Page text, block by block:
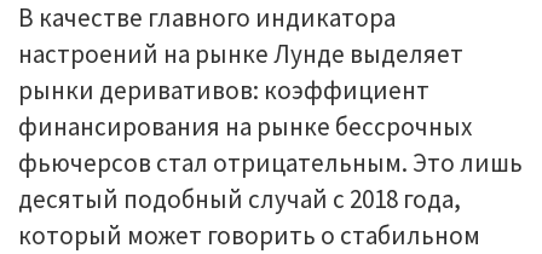
В качестве главного индикатора
настроений на рынке Лунде выделяет
рынки деривативов: коэффициент
финансирования на рынке бессрочных
фьючерсов стал отрицательным. Это лишь
десятый подобный случай с 2018 года,
который может говорить о стабильном